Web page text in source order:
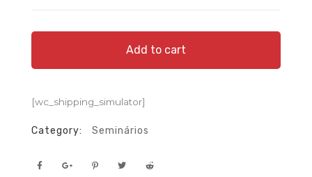
quantity
Add to cart
[wc_shipping_simulator]
Category: Seminários